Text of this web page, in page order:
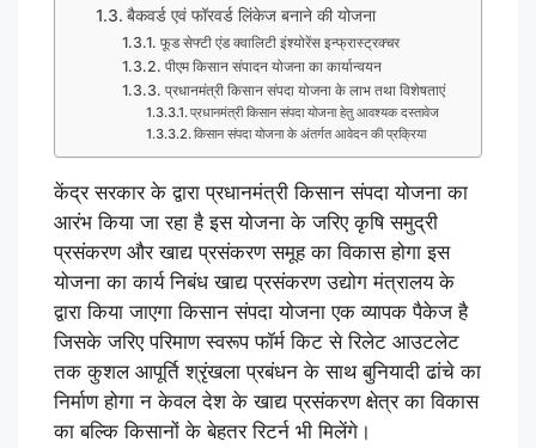
बैकवर्ड एवं फॉरवर्ड लिंकेज बनाने की योजना
फूड सेफ्टी एंड क्वालिटी इंश्योरेंस इन्फ्रास्ट्रक्चर
पीएम किसान संपादन योजना का कार्यान्वयन
प्रधानमंत्री किसान संपदा योजना के लाभ तथा विशेषताएं
प्रधानमंत्री किसान संपदा योजना हेतु आवश्यक दस्तावेज
किसान संपदा योजना के अंतर्गत आवेदन की प्रक्रिया
केंद्र सरकार के द्वारा प्रधानमंत्री किसान संपदा योजना का
आरंभ किया जा रहा है इस योजना के जरिए कृषि समुद्री
प्रसंकरण और खाद्य प्रसंकरण समूह का विकास होगा इस
योजना का कार्य निबंध खाद्य प्रसंकरण उद्योग मंत्रालय के
द्वारा किया जाएगा किसान संपदा योजना एक व्यापक पैकेज है
जिसके जरिए परिमाण स्वरूप फॉर्म किट से रिलेट आउटलेट
तक कुशल आपूर्ति श्रृंखला प्रबंधन के साथ बुनियादी ढांचे का
निर्माण होगा न केवल देश के खाद्य प्रसंकरण क्षेत्र का विकास
का बल्कि किसानों के बेहतर रिटर्न भी मिलेंगे।